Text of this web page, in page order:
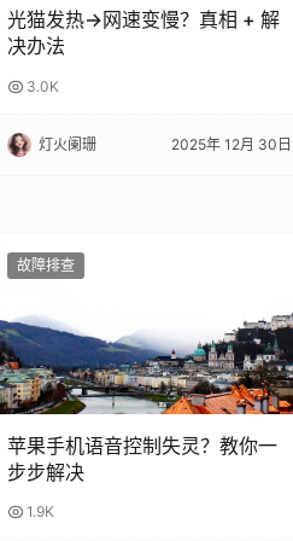
光猫发热→网速变慢？真相 + 解
决办法
3.0K
灯火阑珊 2025年 12月 30日
故障排查
苹果手机语音控制失灵？教你一
步步解决
1.9K